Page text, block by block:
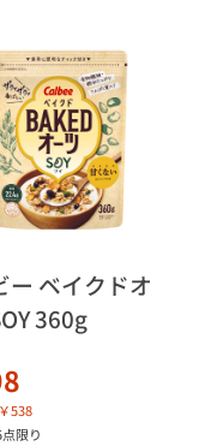
ー ベイクドオ
360g
538
限り